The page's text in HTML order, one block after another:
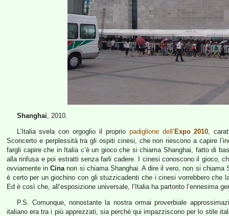
Shanghai , 2010.
L’Italia svela con orgoglio il proprio padiglione dell’ Expo 2010 ,
Sconcerto e perplessità tra gli ospiti cinesi, che non riescono a capire
fargli capire che in Italia c’è un gioco che si chiama Shanghai, fatto di
alla rinfusa e poi estratti senza farli cadere. I cinesi conoscono il gioco,
ovviamente inCina non si chiama Shanghai. A dire il vero, non si chiama
è certo per un giochino con gli stuzzicadenti che i cinesi vorrebbero che
Ed è così che, all’esposizione universale, l’Italia ha partorito l’ennesima
P.S. Comunque, nonostante la nostra ormai proverbiale
italiano era tra i più apprezzati, sia perché qui impazziscono per lo stile